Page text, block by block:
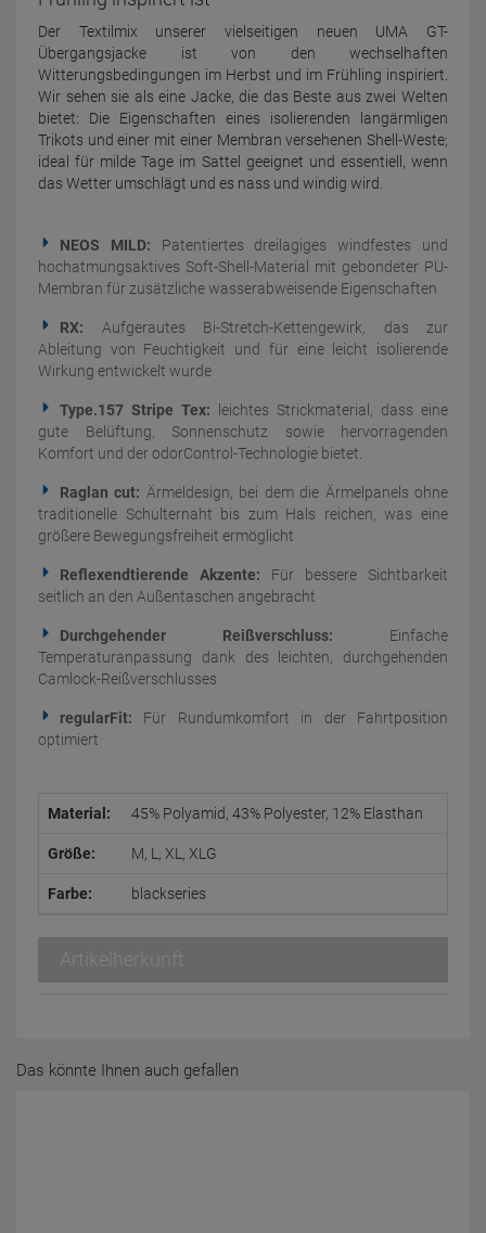
Der Textilmix unserer vielseitigen neuen UMA GT-
Übergangsjacke ist von den wechselhaften
Witterungsbedingungen im Herbst und im Frühling inspiriert.
Wir sehen sie als eine Jacke, die das Beste aus zwei Welten
bietet: Die Eigenschaften eines isolierenden langärmligen
Trikots und einer mit einer Membran versehenen Shell-Weste;
ideal für milde Tage im Sattel geeignet und essentiell, wenn
das Wetter umschlägt und es nass und windig wird.
NEOS MILD: Patentiertes dreilagiges windfestes und
hochatmungsaktives Soft-Shell-Material mit gebondeter PU-
Membran für zusätzliche wasserabweisende Eigenschaften
RX: Aufgerautes Bi-Stretch-Kettengewirk, das zur
Ableitung von Feuchtigkeit und für eine leicht isolierende
Wirkung entwickelt wurde
Type.157 Stripe Tex:
leichtes Strickmaterial, dass eine
gute Belüftung, Sonnenschutz sowie hervorragenden
Komfort und der odorControl-Technologie bietet.
Raglan cut: Ärmeldesign, bei dem die Ärmelpanels ohne
traditionelle Schulternaht bis zum Hals reichen, was eine
größere Bewegungsfreiheit ermöglicht
Reflexendtierende Akzente: Für bessere Sichtbarkeit
seitlich an den Außentaschen angebracht
Durchgehender Reißverschluss: Einfache
Temperaturanpassung dank des leichten, durchgehenden
Camlock-Reißverschlusses
regularFit: Für Rundumkomfort in der Fahrtposition
optimiert
Material: 45% Polyamid, 43% Polyester, 12% Elasthan
Größe: M, L, XL, XLG
Farbe: blackseries
Artikelherkunft
Das könnte Ihnen auch gefallen